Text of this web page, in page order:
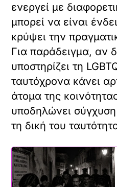
ενεργεί με
μπορεί να είναι
κρύψει την
Για παράδειγμα, αν
υποστηρίζει τη
ταυτόχρονα κάνει
άτομα της
υποδηλώνει
τη δική του